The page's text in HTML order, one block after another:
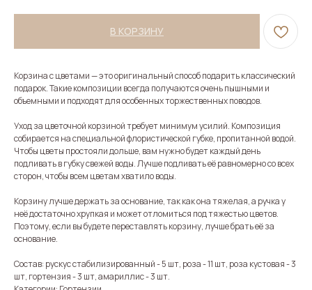
В КОРЗИНУ
Корзина с цветами — это оригинальный способ подарить классический
подарок. Такие композиции всегда получаются очень пышными и
объемными и подходят для особенных торжественных поводов.
Уход за цветочной корзиной требует минимум усилий. Композиция
собирается на специальной флористической губке, пропитанной водой.
Чтобы цветы простояли дольше, вам нужно будет каждый день
подливать в губку свежей воды. Лучше подливать её равномерно со всех
сторон, чтобы всем цветам хватило воды.
Корзину лучше держать за основание, так как она тяжелая, а ручка у
неё достаточно хрупкая и может отломиться под тяжестью цветов.
Поэтому, если вы будете переставлять корзину, лучше брать её за
основание.
Состав: рускус стабилизированный - 5 шт, роза - 11 шт, роза кустовая - 3
шт, гортензия - 3 шт, амариллис - 3 шт.